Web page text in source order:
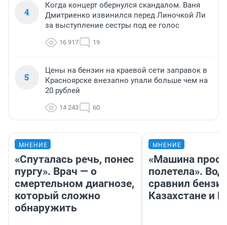
4
Когда концерт обернулся скандалом. Ваня
Дмитриенко извинился перед Линочкой Ли
за выступление сестры под ее голос
16 917 19
5
Цены на бензин на краевой сети заправок в
Красноярске внезапно упали больше чем на
20 рублей
14 243 60
МНЕНИЕ
«Спуталась речь, понес
пургу». Врач — о
смертельном диагнозе,
который сложно
обнаружить
МНЕНИЕ
«Машина
полетела».
сравнил
Казахстане и